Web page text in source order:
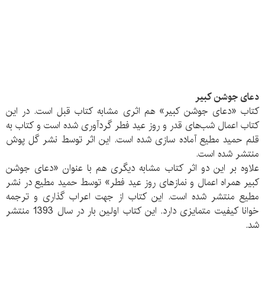
دعای جوشن کبیر
کتاب «دعای جوشن کبیر» هم اثری مشابه کتاب قبل است. در این
کتاب اعمال شب‌های قدر و روز عید فطر گردآوری شده است و کتاب به
قلم حمید مطیع آماده سازی شده است. این اثر توسط نشر گل پوش
منتشر شده است.
علاوه بر این دو اثر کتاب مشابه دیگری هم با عنوان «دعای جوشن
کبیر همراه اعمال و نمازهای روز عید فطر» توسط حمید مطیع در نشر
مطیع منتشر شده است. این کتاب از جهت اعراب ‌گذاری و ترجمه
خوانا کیفیت متمایزی دارد. این کتاب اولین بار در سال 1393 منتشر
شد.